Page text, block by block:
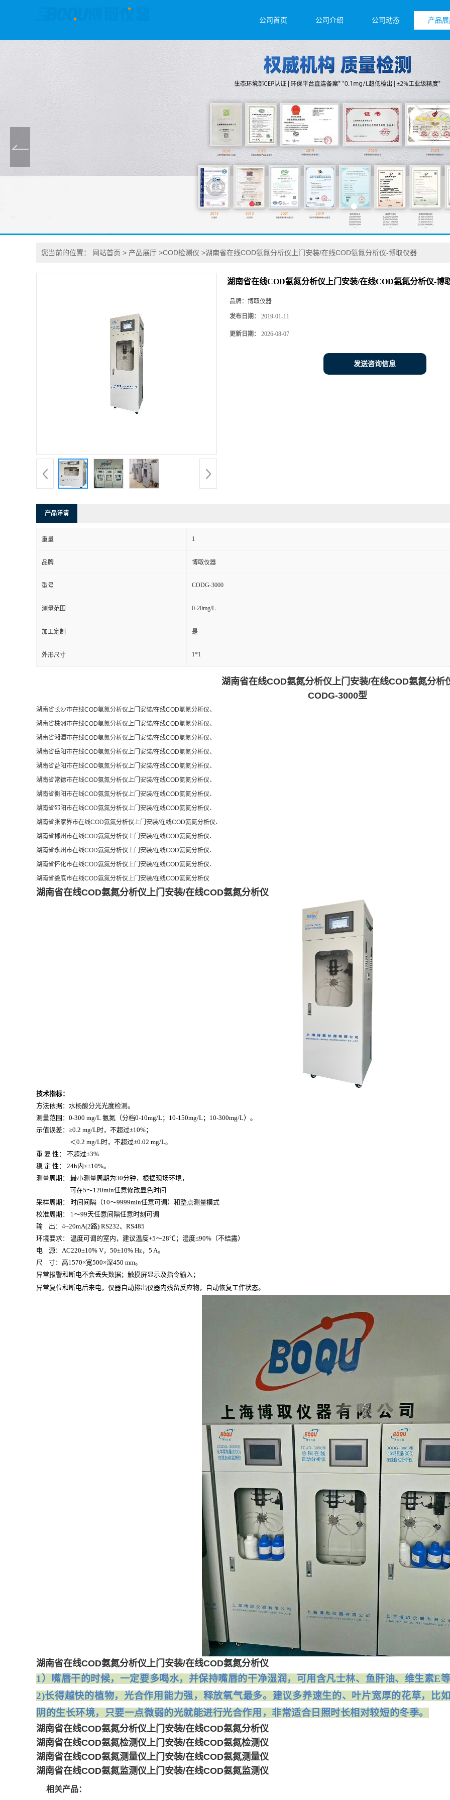
公司首页 公司介绍 公司动态 产品
您当前的位置： 网站首页 > 产品展厅 >COD检测仪 >湖南省在线COD氨氮分析仪上门安装/在线COD氨氮分析仪-博取仪器
湖南省在线COD氨氮分析仪上门安装/在线COD氨氮分析仪-博
品牌： 博取仪器
发布日期： 2019-01-11
更新日期： 2026-08-07
发送咨询信息
产品详请
重量 1
品牌 博取仪器
型号 CODG-3000
测量范围 0-20mg/L
加工定制 是
外形尺寸 1*1
湖南省在线COD氨氮分析仪上门安装/在线COD氨氮分析
CODG-3000型
湖南省长沙市在线COD氨氮分析仪上门安装/在线COD氨氮分析仪、
湖南省株洲市在线COD氨氮分析仪上门安装/在线COD氨氮分析仪、
湖南省湘潭市在线COD氨氮分析仪上门安装/在线COD氨氮分析仪、
湖南省岳阳市在线COD氨氮分析仪上门安装/在线COD氨氮分析仪、
湖南省益阳市在线COD氨氮分析仪上门安装/在线COD氨氮分析仪、
湖南省常德市在线COD氨氮分析仪上门安装/在线COD氨氮分析仪、
湖南省衡阳市在线COD氨氮分析仪上门安装/在线COD氨氮分析仪、
湖南省邵阳市在线COD氨氮分析仪上门安装/在线COD氨氮分析仪、
湖南省张家界市在线COD氨氮分析仪上门安装/在线COD氨氮分析仪、
湖南省郴州市在线COD氨氮分析仪上门安装/在线COD氨氮分析仪、
湖南省永州市在线COD氨氮分析仪上门安装/在线COD氨氮分析仪、
湖南省怀化市在线COD氨氮分析仪上门安装/在线COD氨氮分析仪、
湖南省娄底市在线COD氨氮分析仪上门安装/在线COD氨氮分析仪
湖南省在线COD氨氮分析仪上门安装/在线COD氨氮分析仪
技术指标：
方法依据：水杨酸分光光度检测。
测量范围： 0-300 mg/L 氨氮（分档0-10mg/L；10-150mg/L；10-300mg/L） 。
示值误差： ≥0.2 mg/L时，不超过±10%；
＜0.2 mg/L时，不超过±0.02 mg/L。
重 复 性： 不超过±3%
稳 定 性：
24h内≤±10%。
测量周期：
最小测量周期为30分钟， 根据现场环境，
可在5～120min任意修改显色时间
采样周期：
时间间隔（10～9999min任意可调）和整点测量模式
校准周期：
1～99天任意间隔任意时刻可调
输
出： 4~20mA(2路) RS232、RS485
环境要求：
温度可调的室内，建议温度+5～28℃；湿度≤90%（不结露）
电
源： AC220±10% V，50±10% Hz，5 A。
尺
寸：高1570×宽500×深450 mm。
异常报警和断电不会丢失数据；触摸屏显示及指令输入；
异常复位和断电后来电，仪器自动排出仪器内残留反应物，自动恢复工作状态。
湖南省在线COD氨氮分析仪上门安装/在线COD氨氮分析仪
1） 嘴唇干的时候，一定要多喝水，并保持嘴唇的干净湿润，可用含凡士林、鱼肝油、维生素E
2)长得越快的植物，光合作用能力强，释放氧气最多。建议多养速生的、叶片宽厚的花草，比
阴的生长环境，只要一点微弱的光就能进行光合作用，非常适合日照时长相对较短的冬季。
湖南省在线COD氨氮分析仪上门安装/在线COD氨氮分析仪
湖南省在线COD氨氮检测仪上门安装/在线COD氨氮检测仪
湖南省在线COD氨氮测量仪上门安装/在线COD氨氮测量仪
湖南省在线COD氨氮监测仪上门安装/在线COD氨氮监测仪
相关产品：